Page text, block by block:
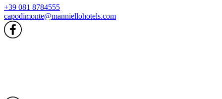
+39 081 8784555
capodimonte@manniellohotels.com